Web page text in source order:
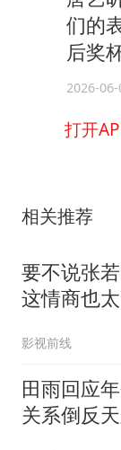
们的
后奖
2026-
打开
相关推荐
要不说张
这情商也
影视前线
田雨回应
关系倒反